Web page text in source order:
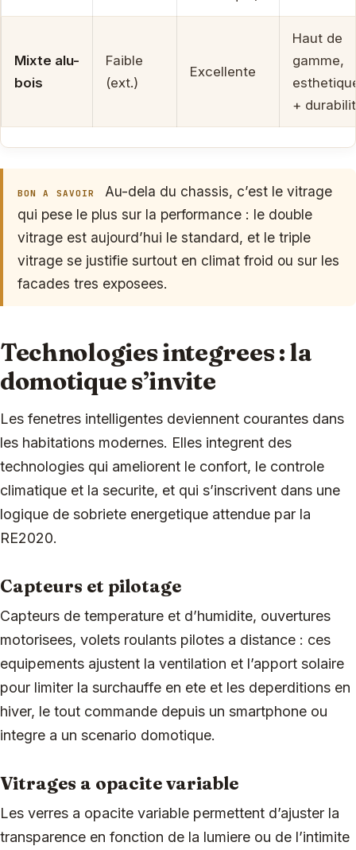
Mixte alu-
bois
Faible
(ext.)
Excellente
Haut de
gamme,
+
BON A SAVOIR
Au-dela du chassis, c’est le vitrage
qui pese le plus sur la performance : le double
vitrage est aujourd’hui le standard, et le triple
vitrage se justifie surtout en climat froid ou sur les
facades tres exposees.
Technologies integrees : la
domotique s’invite
Les fenetres intelligentes deviennent courantes dans
les habitations modernes. Elles integrent des
technologies qui ameliorent le confort, le controle
climatique et la securite, et qui s’inscrivent dans une
logique de sobriete energetique attendue par la
RE2020.
Capteurs et pilotage
Capteurs de temperature et d’humidite, ouvertures
motorisees, volets roulants pilotes a distance : ces
equipements ajustent la ventilation et l’apport solaire
pour limiter la surchauffe en ete et les deperditions en
hiver, le tout commande depuis un smartphone ou
integre a un scenario domotique.
Vitrages a opacite variable
Les verres a opacite variable permettent d’ajuster la
transparence en fonction de la lumiere ou de l’intimite